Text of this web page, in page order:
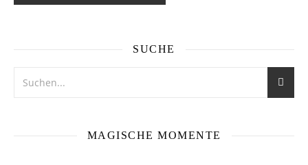
SUCHE
MAGISCHE MOMENTE